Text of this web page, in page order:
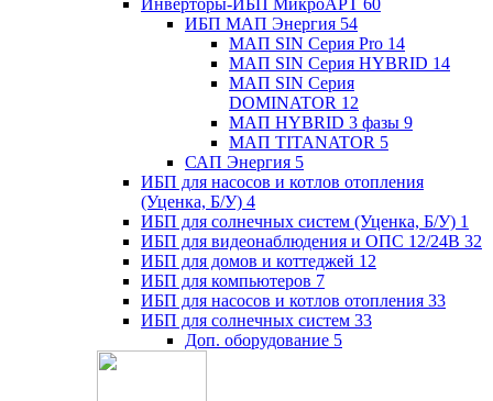
Инверторы-ИБП МикроАРТ 60
ИБП МАП Энергия 54
МАП SIN Серия Pro 14
МАП SIN Серия HYBRID 14
МАП SIN Серия
DOMINATOR 12
МАП HYBRID 3 фазы 9
МАП TITANATOR 5
САП Энергия 5
ИБП для насосов и котлов отопления
(Уценка, Б/У) 4
ИБП для солнечных систем (Уценка, Б/У) 1
ИБП для видеонаблюдения и ОПС 12/24В 32
ИБП для домов и коттеджей 12
ИБП для компьютеров 7
ИБП для насосов и котлов отопления 33
ИБП для солнечных систем 33
Доп. оборудование 5